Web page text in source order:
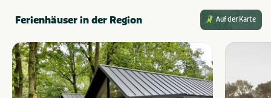
Ferienhäuser in der Region Auf der Karte